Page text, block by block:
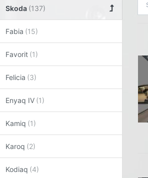
Skoda
Fabia
Favorit
Felicia
Enyaq IV
Kamiq
Karoq
Kodiaq